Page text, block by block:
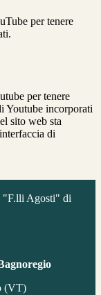
per tenere
per tenere
Youtube incorporati
sito web sta
di
"F.lli Agosti" di
(VT)